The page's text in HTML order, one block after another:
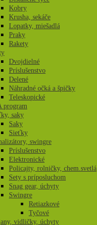
Kobry
Krusha, sekáče
Lopatky, miešadlá
Praky
Rakety
Dvojdielné
Príslušenstvo
Delené
Náhradné očká a špičky
Teleskopické
program
saky
Saky
Sieťky
swingre
Príslušenstvo
Elektronické
Policajty, rolničky, chem.svetlá
Sety s príposluchom
Snag gear, úchyty
Swingre
Retiazkové
Tyčové
vidličky, úchyty